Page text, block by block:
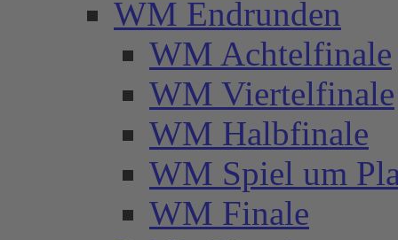
WM Endrunden
WM Achtelfinale
WM Viertelfinale
WM Halbfinale
WM Spiel um
WM Finale